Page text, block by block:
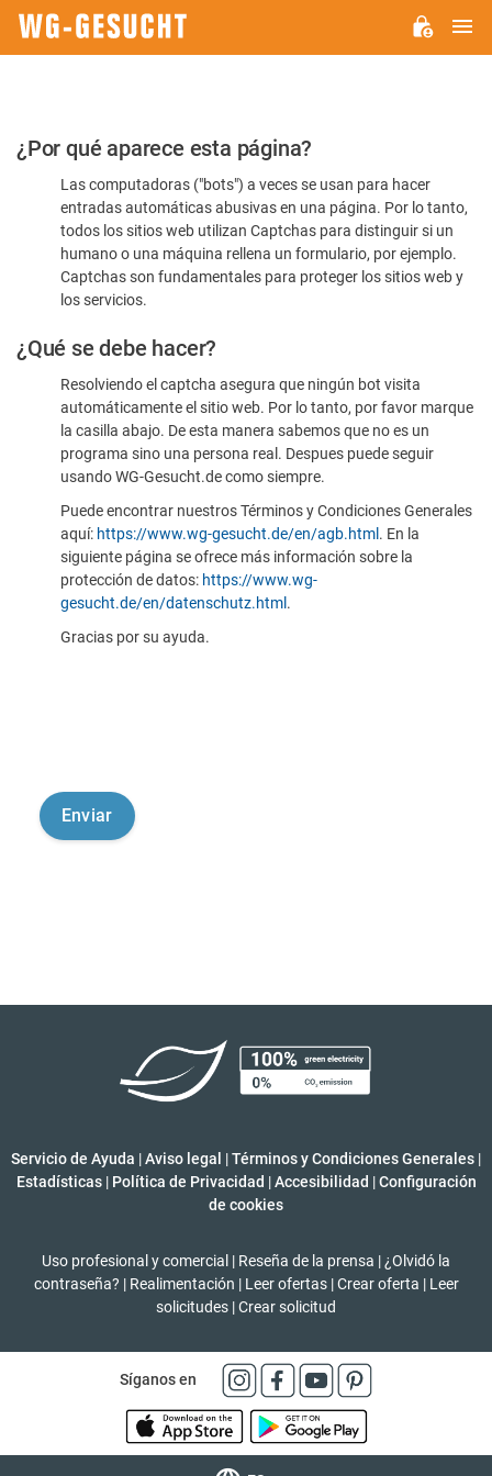
Por
favor,
confirme
humano
¿Por qué aparece esta página?
Las computadoras ("bots") a veces se usan para hacer
entradas automáticas abusivas en una página. Por lo tanto,
todos los sitios web utilizan Captchas para distinguir si un
humano o una máquina rellena un formulario, por ejemplo.
Captchas son fundamentales para proteger los sitios web y
los servicios.
¿Qué se debe hacer?
Resolviendo el captcha asegura que ningún bot visita
automáticamente el sitio web. Por lo tanto, por favor marque
la casilla abajo. De esta manera sabemos que no es un
programa sino una persona real. Despues puede seguir
usando WG-Gesucht.de como siempre.
Puede encontrar nuestros Términos y Condiciones Generales
aquí: https://www.wg-gesucht.de/en/agb.html . En la
siguiente página se ofrece más información sobre la
protección de datos: https://www.wg-
gesucht.de/en/datenschutz.html .
Gracias por su ayuda.
Servicio de Ayuda |Aviso legal |Términos y Condiciones Generales |
Estadísticas | Política de Privacidad | Accesibilidad | Configuración
de cookies
Uso profesional y comercial | Reseña de la prensa | ¿Olvidó la
contraseña? | Realimentación | Leer ofertas | Crear oferta | Leer
solicitudes |Crear solicitud
Síganos en